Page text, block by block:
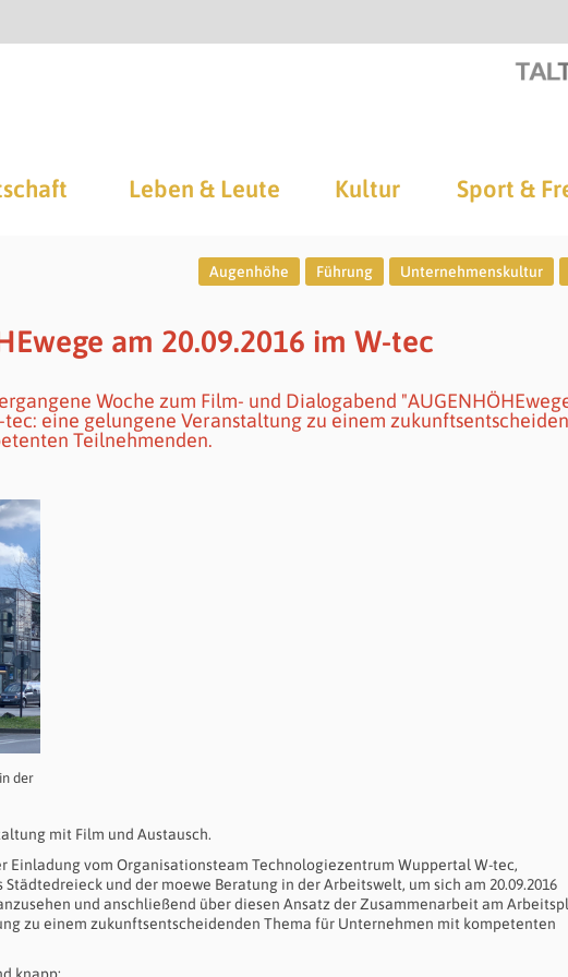
Leben & Leute Kultur Sport &
Augenhöhe Führung Unternehmenskultur
am 20.09.2016 im W-tec
Woche zum Film- und Dialogabend
eine gelungene Veranstaltung zu einem
Teilnehmenden.
der
mit Film und Austausch.
Einladung vom Organisationsteam Technologiezentrum Wuppertal W-tec,
und der moewe Beratung in der Arbeitswelt, um sich am 20.09.2016
und anschließend über diesen Ansatz der Zusammenarbeit am
zu einem zukunftsentscheidenden Thema für Unternehmen mit kompetenten
knapp: